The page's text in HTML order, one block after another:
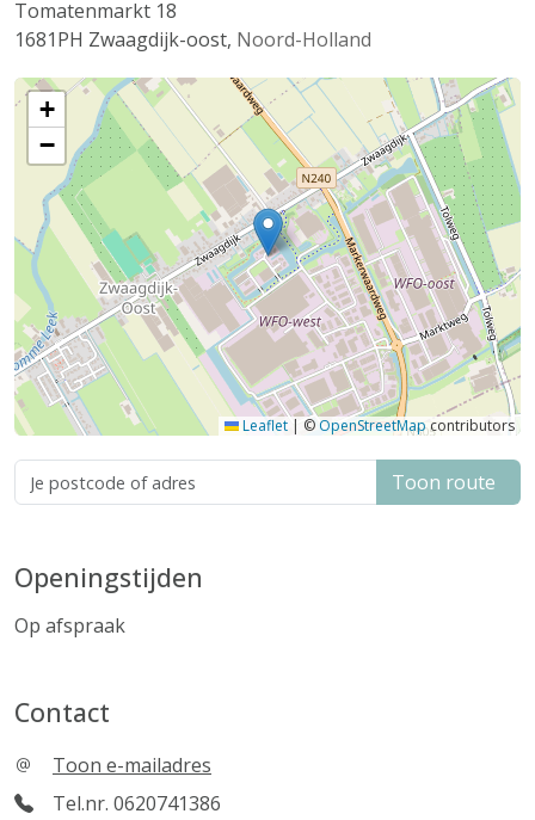
Tomatenmarkt 18
1681PH Zwaagdijk-oost, Noord-Holland
+
−
Leaflet | ©OpenStreetMapcontributors
Toon route
Openingstijden
Op afspraak
Contact
Toon e-mailadres
Tel.nr. 0620741386